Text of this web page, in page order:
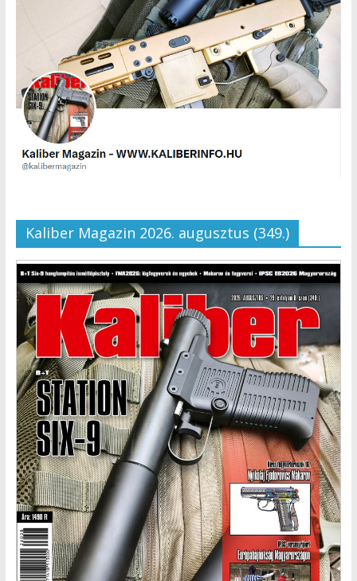
Kaliber Magazin 2026. augusztus (349.)